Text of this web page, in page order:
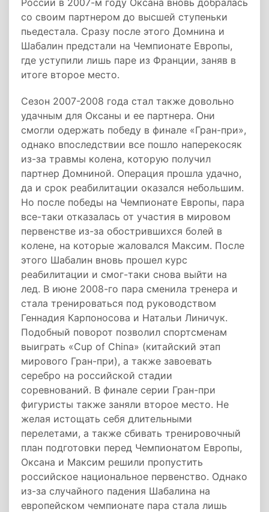
России в 2007-м году Оксана вновь добралась
со своим партнером до высшей ступеньки
пьедестала. Сразу после этого Домнина и
Шабалин предстали на Чемпионате Европы,
где уступили лишь паре из Франции, заняв в
итоге второе место.
Сезон 2007-2008 года стал также довольно
удачным для Оксаны и ее партнера. Они
смогли одержать победу в финале «Гран-при»,
однако впоследствии все пошло наперекосяк
из-за травмы колена, которую получил
партнер Домниной. Операция прошла удачно,
да и срок реабилитации оказался небольшим.
Но после победы на Чемпионате Европы, пара
все-таки отказалась от участия в мировом
первенстве из-за обострившихся болей в
колене, на которые жаловался Максим. После
этого Шабалин вновь прошел курс
реабилитации и смог-таки снова выйти на
лед. В июне 2008-го пара сменила тренера и
стала тренироваться под руководством
Геннадия Карпоносова и Натальи Линичук.
Подобный поворот позволил спортсменам
выиграть «Cup of China» (китайский этап
мирового Гран-при), а также завоевать
серебро на российской стадии
соревнований. В финале серии Гран-при
фигуристы также заняли второе место. Не
желая истощать себя длительными
перелетами, а также сбивать тренировочный
план подготовки перед Чемпионатом Европы,
Оксана и Максим решили пропустить
российское национальное первенство. Однако
из-за случайного падения Шабалина на
европейском чемпионате пара стала лишь